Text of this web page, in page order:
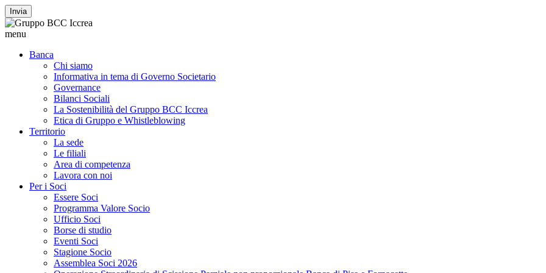
Invia
menu
Banca
Chi siamo
Informativa in tema di Governo Societario
Governance
Bilanci Sociali
La Sostenibilità del Gruppo BCC Iccrea
Etica di Gruppo e Whistleblowing
Territorio
La sede
Le filiali
Area di competenza
Lavora con noi
Per i Soci
Essere Soci
Programma Valore Socio
Ufficio Soci
Borse di studio
Eventi Soci
Stagione Socio
Assemblea Soci 2026